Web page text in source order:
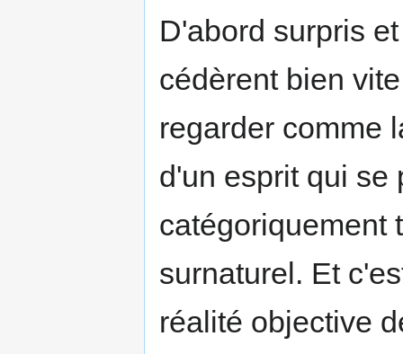
D'abord surpris
cédèrent bien
regarder comme
d'un esprit qui se
catégoriquement
surnaturel. Et
réalité objective